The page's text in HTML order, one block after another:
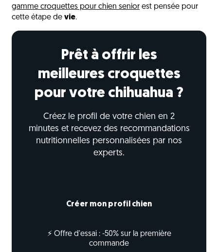
gamme croquettes pour chien senior est pensée pour
cette étape de vie.
Prêt à offrir les
meilleures croquettes
pour votre chihuahua ?
Créez le profil de votre chien en 2
minutes et recevez des recommandations
nutritionnelles personnalisées par nos
experts.
Créer mon profil chien
⚡ Offre d'essai : -50% sur la première
commande